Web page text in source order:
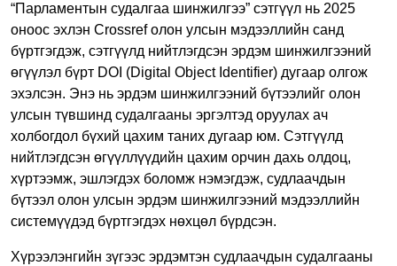
“Парламентын судалгаа шинжилгээ” сэтгүүл нь 2025
оноос эхлэн Crossref олон улсын мэдээллийн санд
бүртгэгдэж, сэтгүүлд нийтлэгдсэн эрдэм шинжилгээний
өгүүлэл бүрт DOI (Digital Object Identifier) дугаар олгож
эхэлсэн. Энэ нь эрдэм шинжилгээний бүтээлийг олон
улсын түвшинд судалгааны эргэлтэд оруулах ач
холбогдол бүхий цахим таних дугаар юм. Сэтгүүлд
нийтлэгдсэн өгүүллүүдийн цахим орчин дахь олдоц,
хүртээмж, эшлэгдэх боломж нэмэгдэж, судлаачдын
бүтээл олон улсын эрдэм шинжилгээний мэдээллийн
системүүдэд бүртгэгдэх нөхцөл бүрдсэн.
Хүрээлэнгийн зүгээс эрдэмтэн судлаачдын судалгааны